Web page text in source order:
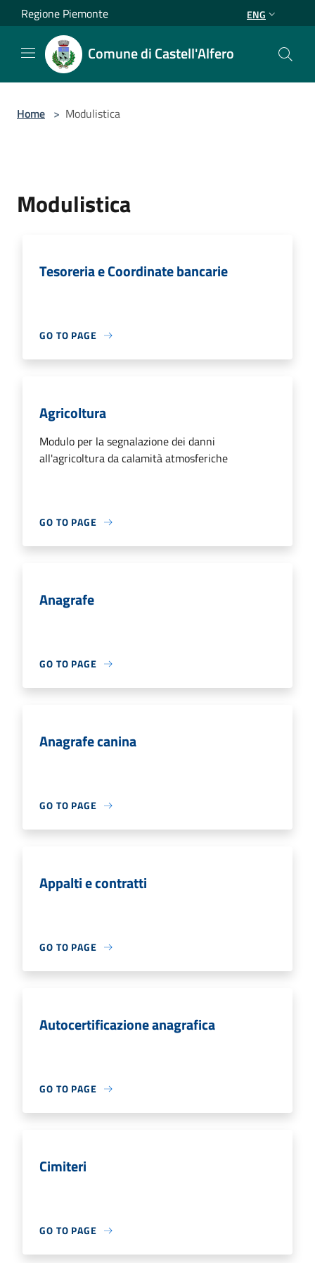
Salta al contenuto principale
Regione Piemonte ENG
Comune di Castell'Alfero
Home > Modulistica
Modulistica
Tesoreria e Coordinate bancarie
GO TO PAGE
Agricoltura
Modulo per la segnalazione dei danni
all'agricoltura da calamità atmosferiche
GO TO PAGE
Anagrafe
GO TO PAGE
Anagrafe canina
GO TO PAGE
Appalti e contratti
GO TO PAGE
Autocertificazione anagrafica
GO TO PAGE
Cimiteri
GO TO PAGE